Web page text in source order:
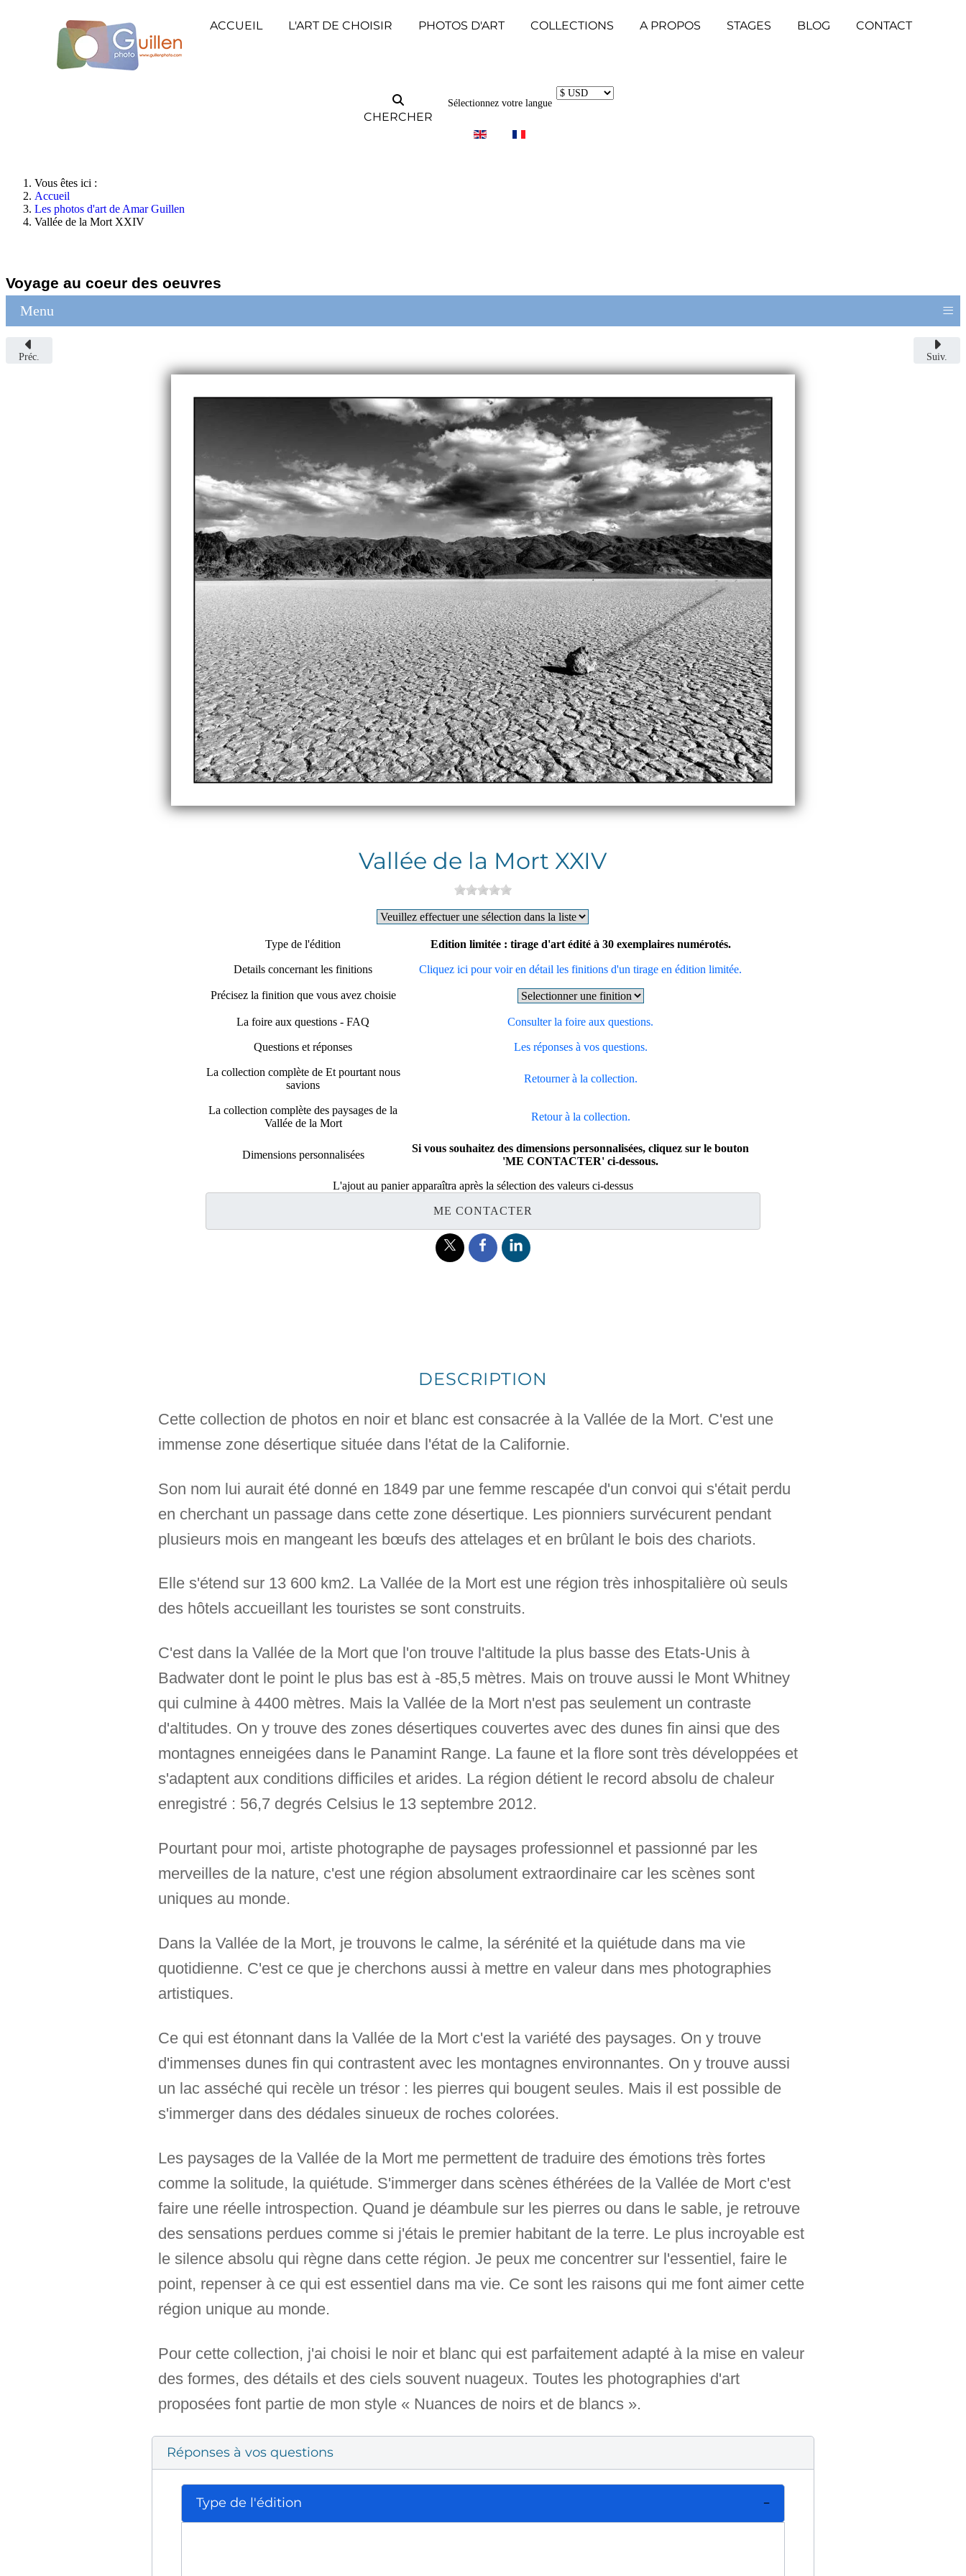
ACCUEIL L'ART DE CHOISIR PHOTOS D'ART COLLECTIONS A PROPOS STAGES BLOG CONTACT
CHERCHER
Sélectionnez votre langue
Vous êtes ici :
Accueil
Les photos d'art de Amar Guillen
Vallée de la Mort XXIV
Voyage au coeur des oeuvres
Menu ≡
Préc. Suiv.
Vallée de la Mort XXIV
Type de l'édition Edition limitée : tirage d'art édité à 30 exemplaires numérotés.
Details concernant les finitions Cliquez ici pour voir en détail les finitions d'un tirage en édition limitée.
Précisez la finition que vous avez choisie
La foire aux questions - FAQ Consulter la foire aux questions.
Questions et réponses Les réponses à vos questions.
La collection complète de Et pourtant nous
savions
Retourner à la collection.
La collection complète des paysages de la
Vallée de la Mort
Retour à la collection.
Dimensions personnalisées
Si vous souhaitez des dimensions personnalisées, cliquez sur le bouton
'ME CONTACTER' ci-dessous.
L'ajout au panier apparaîtra après la sélection des valeurs ci-dessus
ME CONTACTER
DESCRIPTION
Cette collection de photos en noir et blanc est consacrée à la Vallée de la Mort. C'est une
immense zone désertique située dans l'état de la Californie.
Son nom lui aurait été donné en 1849 par une femme rescapée d'un convoi qui s'était perdu
en cherchant un passage dans cette zone désertique. Les pionniers survécurent pendant
plusieurs mois en mangeant les bœufs des attelages et en brûlant le bois des chariots.
Elle s'étend sur 13 600 km2. La Vallée de la Mort est une région très inhospitalière où seuls
des hôtels accueillant les touristes se sont construits.
C'est dans la Vallée de la Mort que l'on trouve l'altitude la plus basse des Etats-Unis à
Badwater dont le point le plus bas est à -85,5 mètres. Mais on trouve aussi le Mont Whitney
qui culmine à 4400 mètres. Mais la Vallée de la Mort n'est pas seulement un contraste
d'altitudes. On y trouve des zones désertiques couvertes avec des dunes fin ainsi que des
montagnes enneigées dans le Panamint Range. La faune et la flore sont très développées et
s'adaptent aux conditions difficiles et arides. La région détient le record absolu de chaleur
enregistré : 56,7 degrés Celsius le 13 septembre 2012.
Pourtant pour moi, artiste photographe de paysages professionnel et passionné par les
merveilles de la nature, c'est une région absolument extraordinaire car les scènes sont
uniques au monde.
Dans la Vallée de la Mort, je trouvons le calme, la sérénité et la quiétude dans ma vie
quotidienne. C'est ce que je cherchons aussi à mettre en valeur dans mes photographies
artistiques.
Ce qui est étonnant dans la Vallée de la Mort c'est la variété des paysages. On y trouve
d'immenses dunes fin qui contrastent avec les montagnes environnantes. On y trouve aussi
un lac asséché qui recèle un trésor : les pierres qui bougent seules. Mais il est possible de
s'immerger dans des dédales sinueux de roches colorées.
Les paysages de la Vallée de la Mort me permettent de traduire des émotions très fortes
comme la solitude, la quiétude. S'immerger dans scènes éthérées de la Vallée de Mort c'est
faire une réelle introspection. Quand je déambule sur les pierres ou dans le sable, je retrouve
des sensations perdues comme si j'étais le premier habitant de la terre. Le plus incroyable est
le silence absolu qui règne dans cette région. Je peux me concentrer sur l'essentiel, faire le
point, repenser à ce qui est essentiel dans ma vie. Ce sont les raisons qui me font aimer cette
région unique au monde.
Pour cette collection, j'ai choisi le noir et blanc qui est parfaitement adapté à la mise en valeur
des formes, des détails et des ciels souvent nuageux. Toutes les photographies d'art
proposées font partie de mon style « Nuances de noirs et de blancs ».
Réponses à vos questions
Type de l'édition